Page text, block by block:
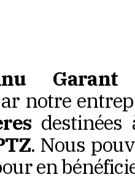
Garant
notre
destinées
. Nous
en